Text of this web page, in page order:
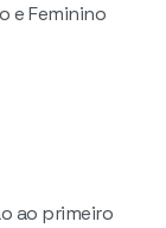
e Feminino
ao primeiro